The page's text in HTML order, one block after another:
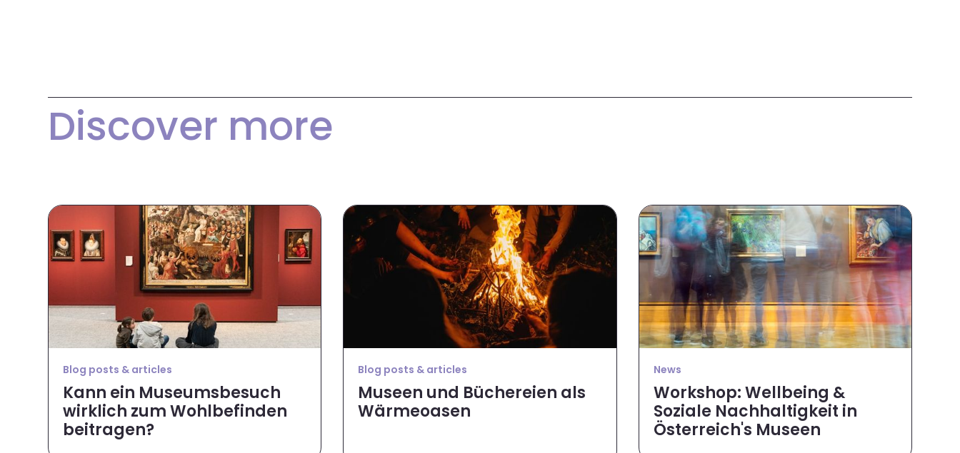
Discover more
Blog posts & articles
Kann ein Museumsbesuch
wirklich zum Wohlbefinden
beitragen?
Blog posts & articles
Museen und Büchereien als
Wärmeoasen
News
Workshop: Wellbeing &
Soziale Nachhaltigkeit in
Österreich's Museen